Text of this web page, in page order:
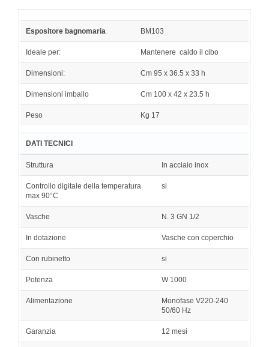
Espositore bagnomaria BM103
Ideale per: Mantenere caldo il cibo
Dimensioni: Cm 95 x 36.5 x 33 h
Dimensioni imballo Cm 100 x 42 x 23.5 h
Peso Kg 17
DATI TECNICI
Struttura In acciaio inox
Controllo digitale della temperatura
max 90°C
si
Vasche N. 3 GN 1/2
In dotazione Vasche con coperchio
Con rubinetto si
Potenza W 1000
Alimentazione
Monofase V220-240
50/60 Hz
Garanzia 12 mesi